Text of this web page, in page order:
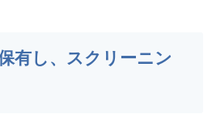
有し、スクリーニン